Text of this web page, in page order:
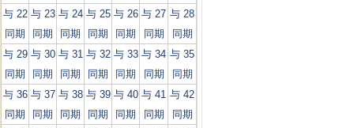
与 22
同期
与 23
同期
与 24
同期
与 25
同期
与 26
同期
与 27
同期
与 28
同期
与 29
同期
与 30
同期
与 31
同期
与 32
同期
与 33
同期
与 34
同期
与 35
同期
与 36
同期
与 37
同期
与 38
同期
与 39
同期
与 40
同期
与 41
同期
与 42
同期